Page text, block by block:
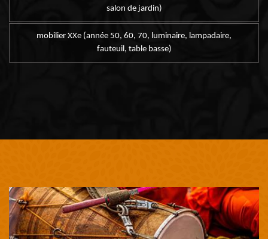
salon de jardin)
mobilier XXe (année 50, 60, 70, luminaire, lampadaire,
fauteuil, table basse)